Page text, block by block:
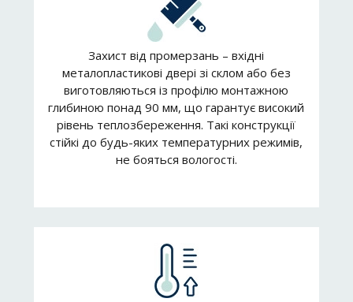
Захист від промерзань – вхідні
металопластикові двері зі склом або без
виготовляються із профілю монтажною
глибиною понад 90 мм, що гарантує високий
рівень теплозбереження. Такі конструкції
стійкі до будь-яких температурних режимів,
не бояться вологості.